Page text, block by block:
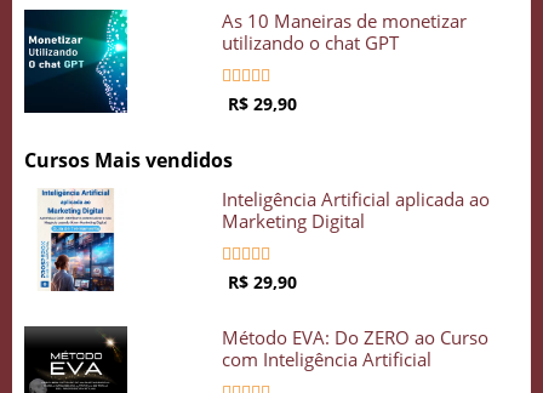
As 10 Maneiras de monetizar
utilizando o chat GPT
    
R$ 29,90
Cursos Mais vendidos
Inteligência Artificial aplicada ao
Marketing Digital
    
R$ 29,90
Método EVA: Do ZERO ao Curso
com Inteligência Artificial